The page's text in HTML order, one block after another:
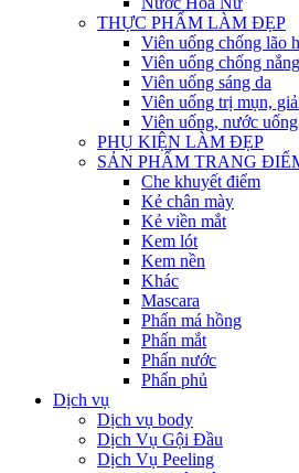
THỰC PHẨM LÀM ĐẸP
Viên uống chống lão
Viên uống chống nắng
Viên uống sáng da
Viên uống trị mụn,
Viên uống, nước
PHỤ KIỆN LÀM ĐẸP
SẢN PHẨM TRANG
Che khuyết điểm
Kẻ chân mày
Kẻ viền mắt
Kem lót
Kem nền
Khác
Mascara
Phấn má hồng
Phấn mắt
Phấn nước
Phấn phủ
Dịch vụ
Dịch vụ body
Dịch Vụ Gội Đầu
Dịch Vụ Peeling